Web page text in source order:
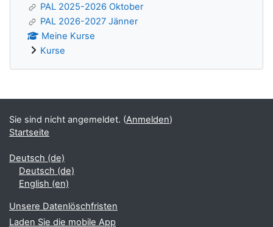
PAL 2025-2026 Oktober
PAL 2026-2027 Jänner
Meine Kurse
Kurse
Ergänzungsblöcke
Sie sind nicht angemeldet. (Anmelden)
Startseite
Deutsch ‎(de)‎
Deutsch ‎(de)‎
English ‎(en)‎
Unsere Datenlöschfristen
Laden Sie die mobile App